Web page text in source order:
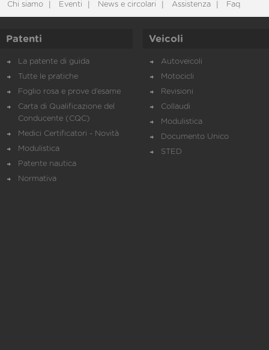
Chi siamo Eventi News e circolari Assistenza Faq
Patenti
La patente di guida
Tutte le pratiche
Foglio rosa e prove d’esame
Carta di Qualificazione del
Conducente (CQC)
Medici Certificatori - Novità
Modulistica
Patente nautica
Normativa
Veicoli
Autoveicoli
Motocicli
Revisioni
Collaudi
Modulistica
Documento Unico
STED